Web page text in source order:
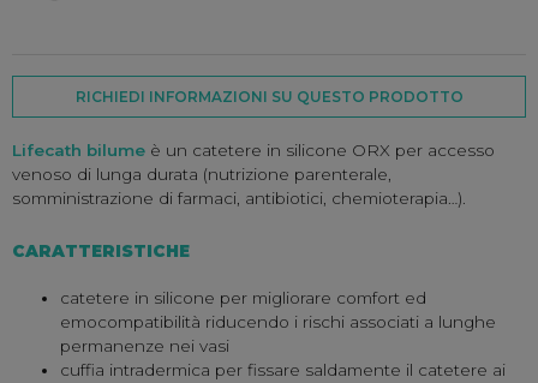
RICHIEDI INFORMAZIONI SU QUESTO PRODOTTO
Lifecath bilume è un catetere in silicone ORX per accesso
venoso di lunga durata (nutrizione parenterale,
somministrazione di farmaci, antibiotici, chemioterapia…).
CARATTERISTICHE
catetere in silicone per migliorare comfort ed
emocompatibilità riducendo i rischi associati a lunghe
permanenze nei vasi
cuffia intradermica per fissare saldamente il catetere ai